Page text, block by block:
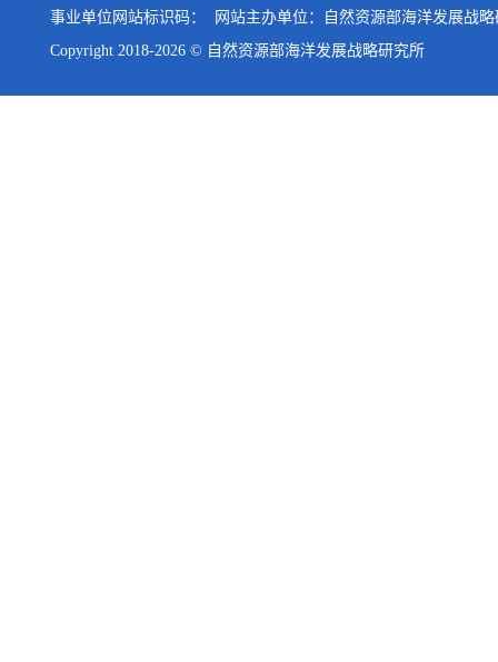
事业单位网站标识码： 网站主办单位：自然资源部海洋发展战
Copyright 2018-2026 © 自然资源部海洋发展战略研究所